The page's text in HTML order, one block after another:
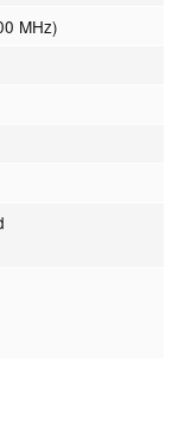
MHz)